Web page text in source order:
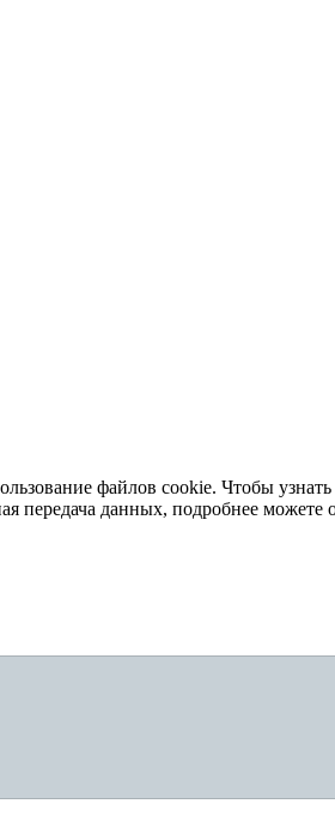
файлов cookie. Чтобы
передача данных, подробнее можете